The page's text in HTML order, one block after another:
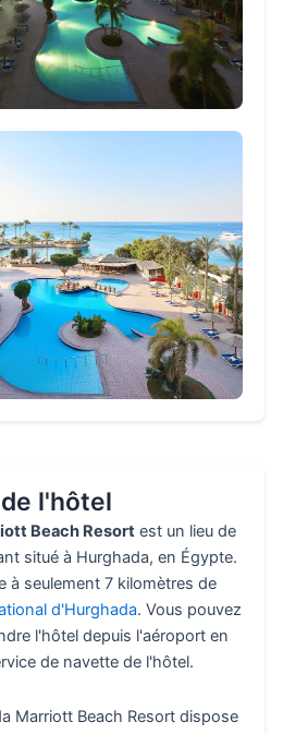
l'hôtel
Beach Resort est un lieu de
situé à Hurghada, en Égypte.
à seulement 7 kilomètres de
d'Hurghada. Vous pouvez
l'hôtel depuis l'aéroport en
de navette de l'hôtel.
Marriott Beach Resort dispose